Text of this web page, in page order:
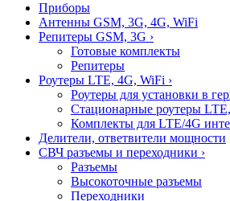
Приборы
Антенны GSM, 3G, 4G, WiFi
Репитеры GSM, 3G ›
Готовые комплекты
Репитеры
Роутеры LTE, 4G, WiFi ›
Роутеры для установки в
Стационарные роутеры
Комплекты для LTE/4G
Делители, ответвители мощности
СВЧ разъемы и переходники ›
Разъемы
Высокоточные разъемы
Переходники